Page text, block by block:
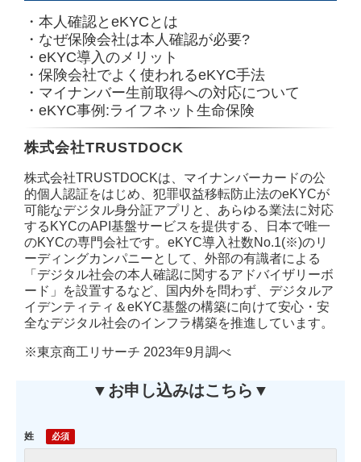
・本人確認とeKYCとは
・なぜ保険会社は本人確認が必要?
・eKYC導入のメリット
・保険会社でよく使われるeKYC手法
・マイナンバー生前取得への対応について
・eKYC事例:ライフネット生命保険
株式会社TRUSTDOCK
株式会社TRUSTDOCKは、マイナンバーカードの公
的個人認証をはじめ、犯罪収益移転防止法のeKYCが
可能なデジタル身分証アプリと、あらゆる業法に対応
するKYCのAPI基盤サービスを提供する、日本で唯一
のKYCの専門会社です。eKYC導入社数No.1(※)のリ
ーディングカンパニーとして、外部の有識者による
「デジタル社会の本人確認に関するアドバイザリーボ
ード」を設置するなど、国内外を問わず、デジタルア
イデンティティ＆eKYC基盤の構築に向けて安心・安
全なデジタル社会のインフラ構築を推進しています。
※東京商工リサーチ 2023年9月調べ
▼お申し込みはこちら▼
姓